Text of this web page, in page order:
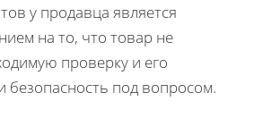
у продавца является
на то, что товар не
проверку и его
безопасность под вопросом.